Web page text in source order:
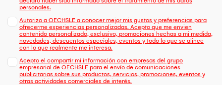
personales.
Autorizo a OECHSLE a conocer mejor mis gustos y preferencias para
ofrecerme experiencias personalizadas. Acepto que me envien
contenido personalizado, exclusivo, promociones hechas a mi medida,
novedades, descuentos especiales, eventos y todo lo que se alinee
con lo que realmente me interesa.
Acepto el compartir mi información con empresas del grupo
empresarial de OECHSLE para el envío de comunicaciones
publicitarias sobre sus productos, servicios, promociones, eventos y
otras actividades comerciales de interés.